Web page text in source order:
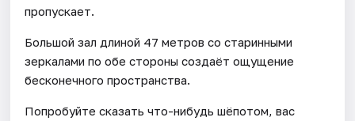
пропускает.
Большой зал длиной 47 метров со старинными
зеркалами по обе стороны создаёт ощущение
бесконечного пространства.
Попробуйте сказать что-нибудь шёпотом, вас